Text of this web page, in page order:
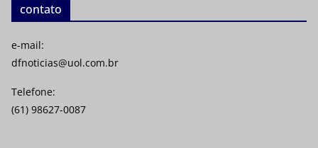
contato
e-mail:
dfnoticias@uol.com.br
Telefone:
(61) 98627-0087